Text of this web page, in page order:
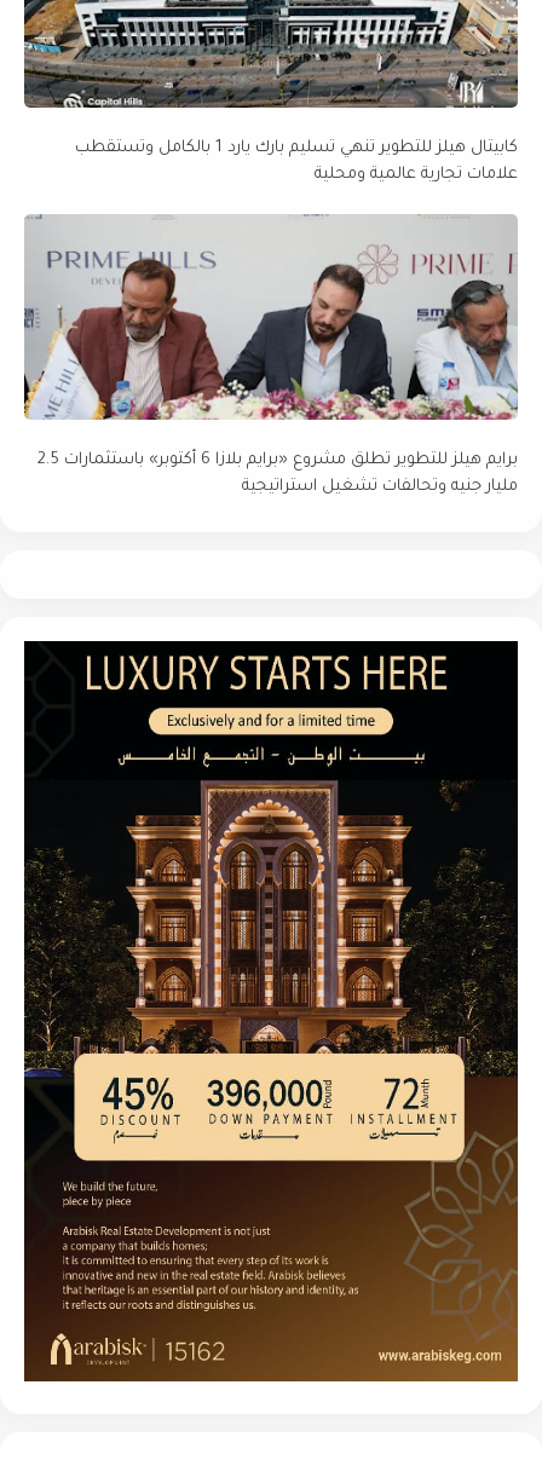
كابيتال هيلز للتطوير تنهي تسليم بارك يارد 1 بالكامل وتستقطب
علامات تجارية عالمية ومحلية
برايم هيلز للتطوير تطلق مشروع «برايم بلازا 6 أكتوبر» باستثمارات 2.5
مليار جنيه وتحالفات تشغيل استراتيجية